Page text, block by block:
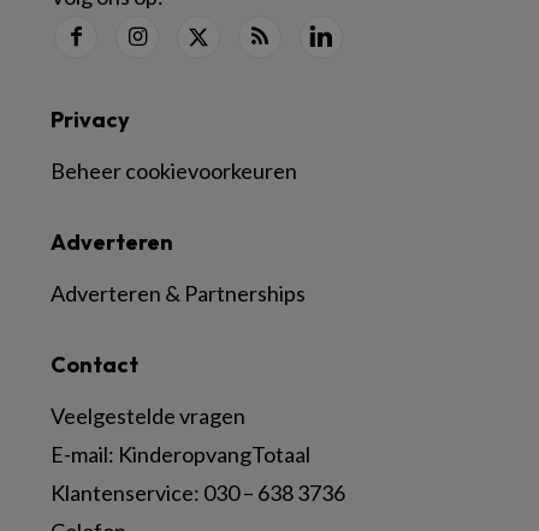
Contact
Veelgestelde vragen
E-mail: KinderopvangTotaal
Klantenservice: 030 – 638 3736
Adverteren
Adverteren & Partnerships
Privacy
Beheer cookievoorkeuren